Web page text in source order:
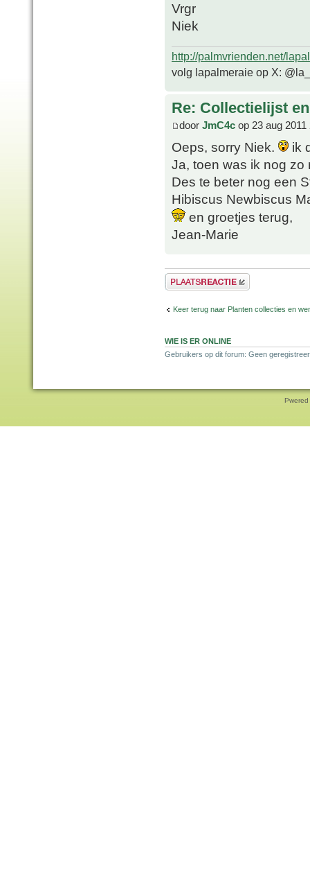
Vrgr
Niek
http://palmvrienden.net/
volg lapalmeraie op X:
Re: Collectielijst
door JmC4c op 23 aug 2011
Oeps, sorry Niek.
ik
Ja, toen was ik nog zo
Des te beter nog een
Hibiscus Newbiscus
en groetjes terug,
Jean-Marie
Plaats een reactie
Keer terug naar Planten collecties en
WIE IS ER ONLINE
Gebruikers op dit forum: Geen